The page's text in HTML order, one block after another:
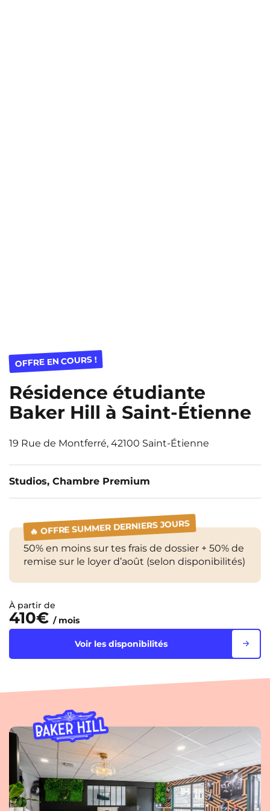
OFFRE EN COURS !
Résidence étudiante
Baker Hill à Saint-Étienne
19 Rue de Montferré, 42100 Saint-Étienne
Studios, Chambre Premium
🔥 OFFRE SUMMER DERNIERS JOURS
50% en moins sur tes frais de dossier + 50% de
remise sur le loyer d’août (selon disponibilités)
À partir de
410€ / mois
Voir les disponibilités